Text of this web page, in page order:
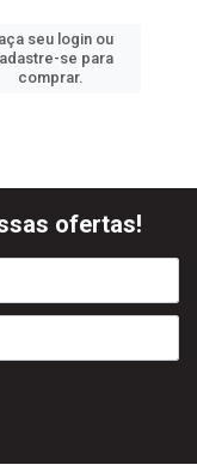
seu login ou
se para
comprar.
ofertas!